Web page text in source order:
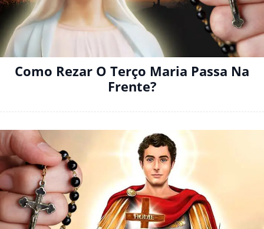
Como Rezar O Terço Maria Passa Na
Frente?